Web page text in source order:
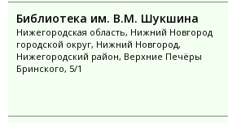
Библиотека им. В.М. Шукшина
Нижегородская область, Нижний Новгород
городской округ, Нижний Новгород,
Нижегородский район, Верхние Печёры
Бринского, 5/1